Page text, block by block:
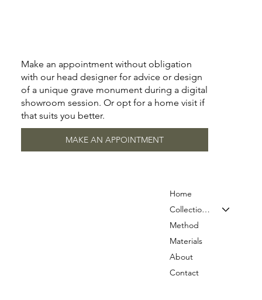
Home
Collection & Prices
Method
Materials
About
Contact
Make an appointment without obligation
with our head designer for advice or design
of a unique grave monument during a digital
showroom session. Or opt for a home visit if
that suits you better.
MAKE AN APPOINTMENT